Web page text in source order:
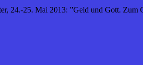
24.-25. Mai 2013: ”Geld und Gott. Zum